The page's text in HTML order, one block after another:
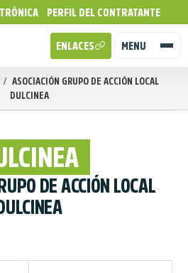
PERFIL DEL CONTRATANTE
MENU
ENLACES
/ ASOCIACIÓN GRUPO DE ACCIÓN LOCAL
DULCINEA
DE ACCIÓN LOCAL